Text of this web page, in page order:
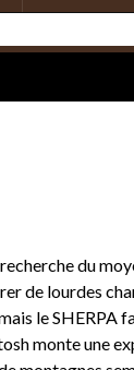
du
de lourdes
le SHERPA
monte une